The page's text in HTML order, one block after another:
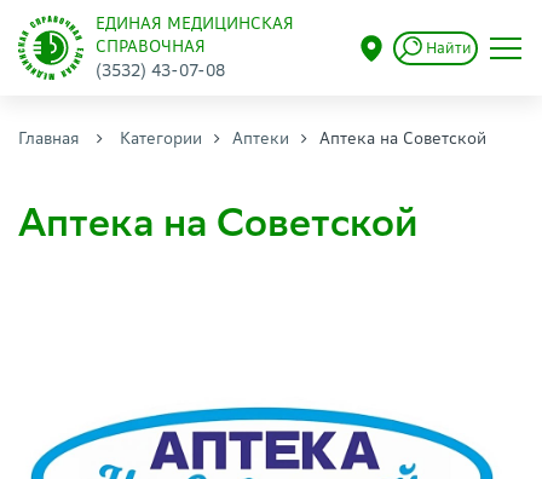
ЕДИНАЯ МЕДИЦИНСКАЯ
СПРАВОЧНАЯ
(3532) 43-07-08
Найти
Главная Категории Аптеки Аптека на Советской
Аптека на Советской